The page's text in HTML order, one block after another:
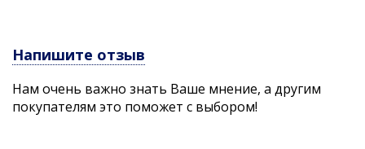
Напишите отзыв
Нам очень важно знать Ваше мнение, а другим
покупателям это поможет с выбором!